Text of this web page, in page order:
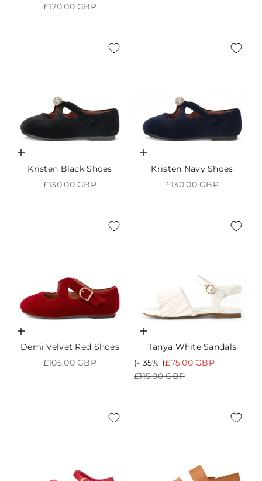
Prix de vente
£120.00 GBP
Choisir les options
Kristen Black Shoes
Prix de vente
£130.00 GBP
Choisir les options
Kristen Navy Shoes
Prix de vente
£130.00 GBP
Choisir les options
Demi Velvet Red Shoes
Prix de vente
£105.00 GBP
Choisir les options
Tanya White Sandals
(- 35% )Prix de vente
£75.00 GBP
Prix normal
£115.00 GBP